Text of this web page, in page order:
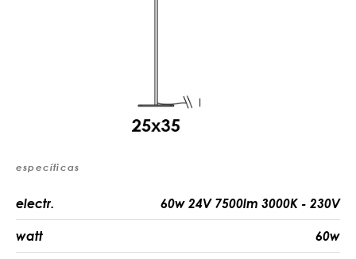
específicas
electr. 60w 24V 7500lm 3000K - 230V
watt 60w